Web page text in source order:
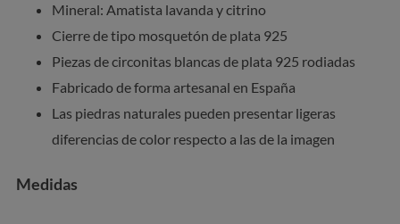
Mineral: Amatista lavanda y citrino
Cierre de tipo mosquetón de plata 925
Piezas de circonitas blancas de plata 925 rodiadas
Fabricado de forma artesanal en España
Las piedras naturales pueden presentar ligeras
diferencias de color respecto a las de la imagen
Medidas